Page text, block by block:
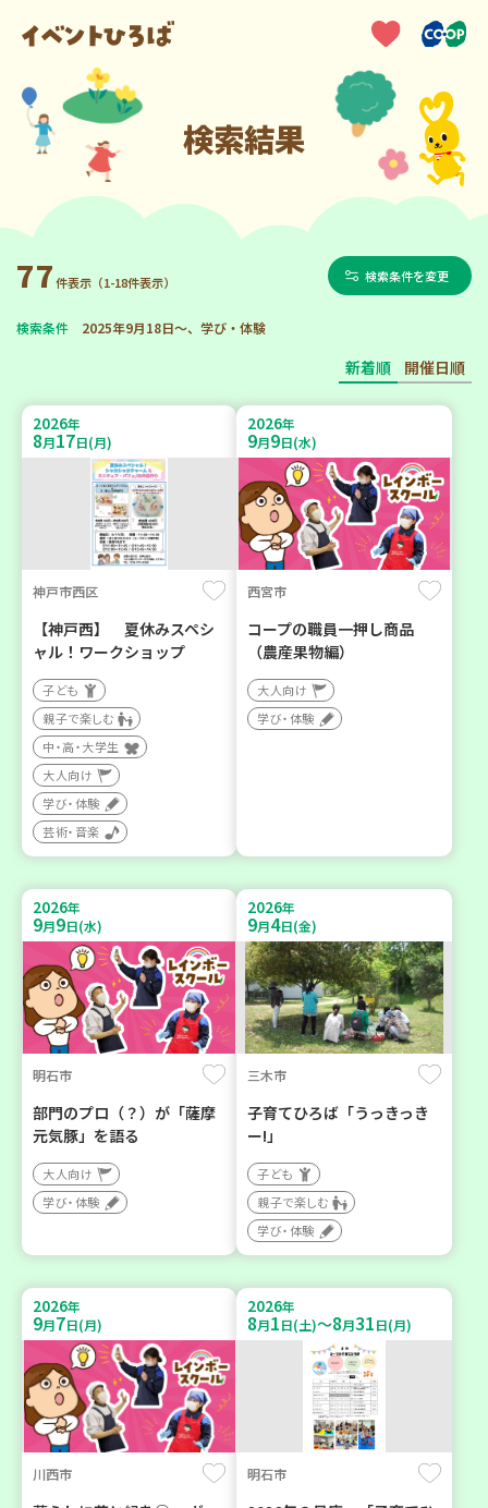
検索結果
77件表示（1-18件表示） 検索条件を変更
検索条件 2025年9月18日～、学び・体験
新着順 開催日順
2026年
8月17日(月)
神戸市西区
【神戸西】 夏休みスペシ
ャル！ワークショップ
子ども
親子で楽しむ
中・高・大学生
大人向け
学び・体験
芸術・音楽
2026年
9月9日(水)
西宮市
コープの職員一押し商品
（農産果物編）
大人向け
学び・体験
2026年
9月9日(水)
明石市
部門のプロ（？）が「薩摩
元気豚」を語る
大人向け
学び・体験
2026年
9月4日(金)
三木市
子育てひろば「うっきっき
ー!」
子ども
親子で楽しむ
学び・体験
2026年
9月7日(月)
川西市
2026年
8月1日(土)～8月31日(月)
明石市